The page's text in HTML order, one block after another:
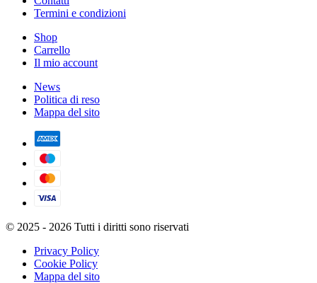
Termini e condizioni
Shop
Carrello
Il mio account
News
Politica di reso
Mappa del sito
© 2025 - 2026 Tutti i diritti sono riservati
Privacy Policy
Cookie Policy
Mappa del sito